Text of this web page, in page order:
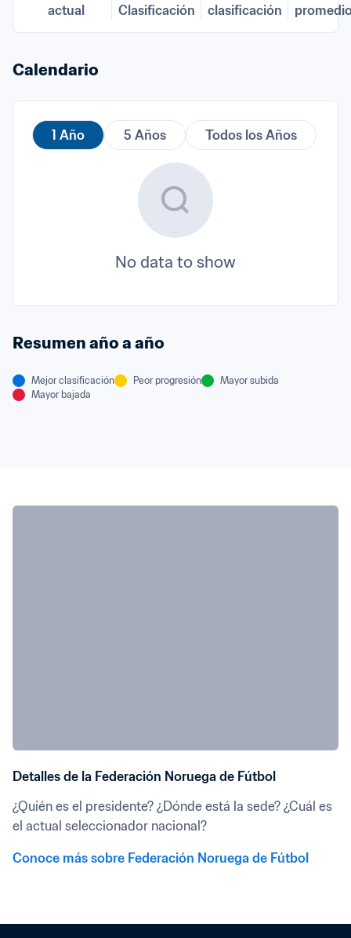
actual
Clasificación
clasificación
Calendario
1 Año 5 Años Todos los Años
No data to show
Resumen año a año
Mejor clasificación Peor progresión
Mayor subida
Mayor bajada
Detalles de la Federación Noruega de Fútbol
¿Quién es el presidente? ¿Dónde está la sede? ¿Cuál es
el actual seleccionador nacional?
Conoce más sobre Federación Noruega de Fútbol